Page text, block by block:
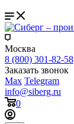
Москва
8 (800) 301-82-58
Заказать звонок
Max Telegram
info@siberg.ru
0